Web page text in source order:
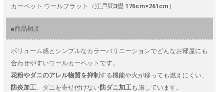
カーペット ウールフラット（江戸間3畳 176cm×261cm）
■商品概要
ボリューム感とシンプルなカラーバリエーションでどんなお部屋にも
合わせやすいウールカーペットです。
花粉やダニのアレル物質を抑制 する機能や火が移っても燃えにくい、
防炎加工 、ダニを寄せ付けない防ダニ加工も施しています。